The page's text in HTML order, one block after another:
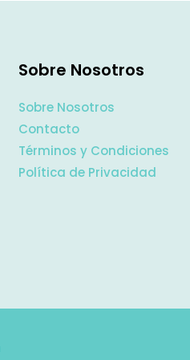
Sobre Nosotros
Sobre Nosotros
Contacto
Términos y Condiciones
Política de Privacidad